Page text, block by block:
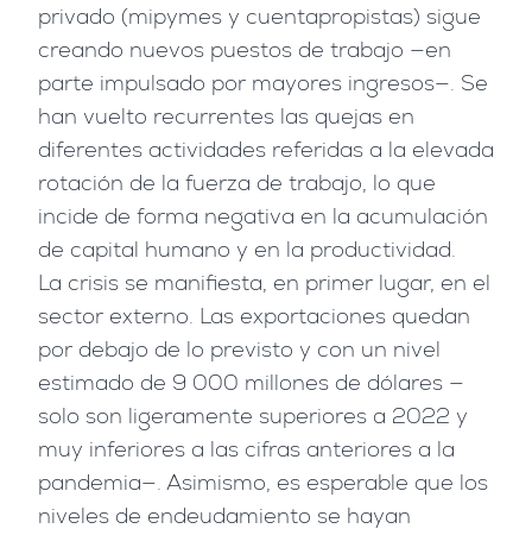
privado (mipymes y cuentapropistas) sigue
creando nuevos puestos de trabajo —en
parte impulsado por mayores ingresos—. Se
han vuelto recurrentes las quejas en
diferentes actividades referidas a la elevada
rotación de la fuerza de trabajo, lo que
incide de forma negativa en la acumulación
de capital humano y en la productividad.
La crisis se manifiesta, en primer lugar, en el
sector externo. Las exportaciones quedan
por debajo de lo previsto y con un nivel
estimado de 9 000 millones de dólares —
solo son ligeramente superiores a 2022 y
muy inferiores a las cifras anteriores a la
pandemia—. Asimismo, es esperable que los
niveles de endeudamiento se hayan